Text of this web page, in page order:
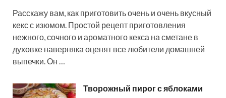
Расскажу вам, как приготовить очень и очень вкусный
кекс с изюмом. Простой рецепт приготовления
нежного, сочного и ароматного кекса на сметане в
духовке наверняка оценят все любители домашней
выпечки. Он …
Творожный пирог с яблоками